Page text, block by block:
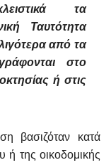
τα
Ταυτότητα
από τα
στο
ή στις
βασιζόταν κατά
ή της οικοδομικής